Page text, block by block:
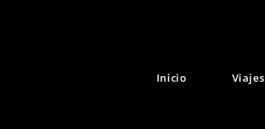
Inicio Viajes